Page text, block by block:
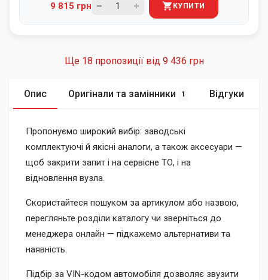
9 815 грн КУПИТИ
Ще 18 пропозиції від 9 436 грн
Опис Оригінали та замінники 1 Відгуки
Пропонуємо широкий вибір: заводські
комплектуючі й якісні аналоги, а також аксесуари —
щоб закрити запит і на сервісне ТО, і на
відновлення вузла.
Скористайтеся пошуком за артикулом або назвою,
перегляньте розділи каталогу чи зверніться до
менеджера онлайн — підкажемо альтернативи та
наявність.
Підбір за VIN-кодом автомобіля дозволяє звузити